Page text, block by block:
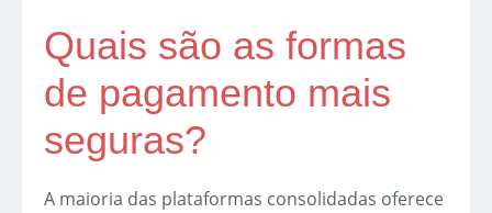
Quais são as formas
de pagamento mais
seguras?
A maioria das plataformas consolidadas oferece